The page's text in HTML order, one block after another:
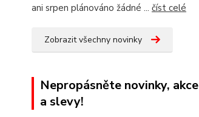
ani srpen plánováno žádné ... číst celé
Zobrazit všechny novinky
Nepropásněte novinky, akce
a slevy!